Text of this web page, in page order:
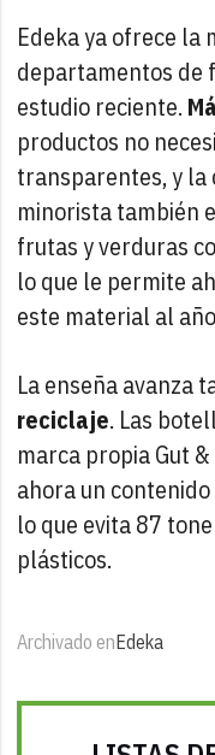
Edeka ya ofrece la
departamentos de
estudio reciente.
productos no
transparentes, y la
minorista también
frutas y verduras
lo que le permite
este material al
La enseña avanza
reciclaje. Las
marca propia Gut
ahora un
lo que evita 87
plásticos.
Archivado enEdeka